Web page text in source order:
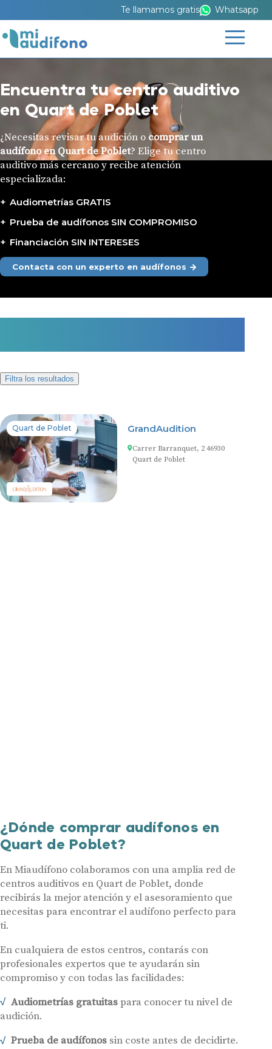
Te llamamos gratis Whatsapp
Encuentra tu centro auditivo
en Quart de Poblet
¿Necesitas revisar tu audición o comprar un
audífono en Quart de Poblet? Elige tu centro
auditivo más cercano y recibe atención
especializada:
Audiometrías GRATIS
Prueba de audífonos SIN COMPROMISO
Financiación SIN INTERESES
Contacta con un experto en audífonos
1 centro auditivo en Quart de
Filtra los resultados
Quart de Poblet GrandAudition
Carrer Barranquet, 2 46930
Quart de Poblet
¿Dónde comprar audífonos en
Quart de Poblet?
En Miaudífono colaboramos con una amplia red de
centros auditivos en Quart de Poblet, donde
recibirás la mejor atención y el asesoramiento que
necesitas para encontrar el audífono perfecto para
ti.
En cualquiera de estos centros, contarás con
profesionales expertos que te ayudarán sin
compromiso y con todas las facilidades:
Audiometrías gratuitaspara conocer tu nivel de
audición.
Prueba de audífonossin coste antes de decidirte.